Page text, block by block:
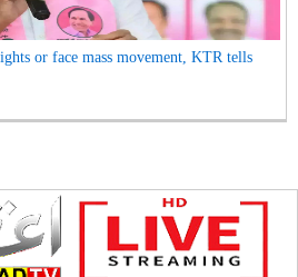
or face mass movement, KTR tells